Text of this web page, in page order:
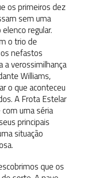
os primeiros dez
sem uma
regular.
o trio de
nefastos
a verossimilhança
Williams,
o que aconteceu
A Frota Estelar
uma séria
principais
situação
que os